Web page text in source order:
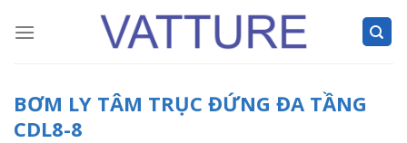
BƠM LY TÂM TRỤC ĐỨNG ĐA TẦNG
CDL8-8